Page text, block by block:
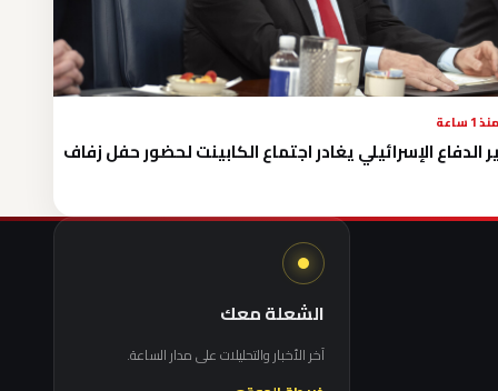
منذ 1 ساعة
الدفاع الإسرائيلي يغادر اجتماع الكابينت لحضور حفل زفاف
الشعلة معك
آخر الأخبار والتحليلات على مدار الساعة.